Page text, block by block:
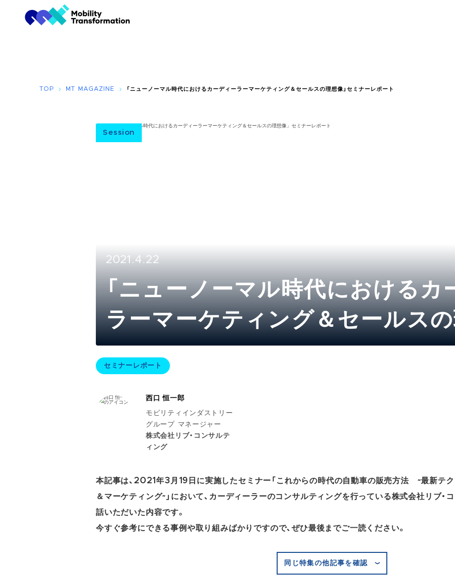
TOP MT MAGAZINE 「ニューノーマル時代におけるカーディーラーマーケティング＆セールスの理想像」セミナーレポート
Session
2021.4.22
「ニューノーマル時代におけるカ
ラーマーケティング＆セールスの
ミナーレポート
セミナーレポート
西口 恒一郎
モビリティインダストリー
グループ マネージャー
株式会社リブ・コンサルテ
ィング
本記事は、2021年3月19日に実施したセミナー「これからの時代の自動車の販売方法 ~最新テ
＆マーケティング~」において、カーディーラーのコンサルティングを行っている株式会社リブ・
話いただいた内容です。
今すぐ参考にできる事例や取り組みばかりですので、ぜひ最後までご一読ください。
同じ特集の他記事を確認